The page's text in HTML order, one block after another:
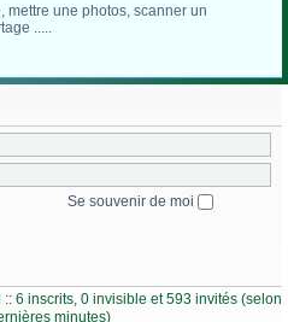
mettre une photos, scanner un
.....
Se souvenir de moi
6 inscrits, 0 invisible et 593 invités (selon
minutes)